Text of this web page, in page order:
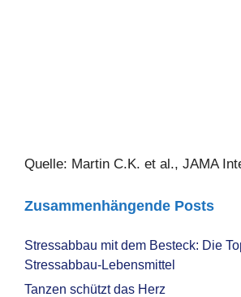
Quelle: Martin C.K. et al., JAMA
Zusammenhängende Posts
Stressabbau mit dem Besteck: Die
Stressabbau-Lebensmittel
Tanzen schützt das Herz